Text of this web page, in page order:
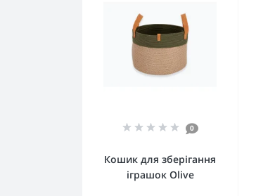
0
Кошик для зберігання
іграшок Olive